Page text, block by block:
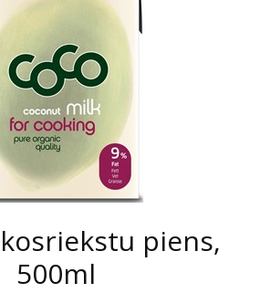
piens,
500ml